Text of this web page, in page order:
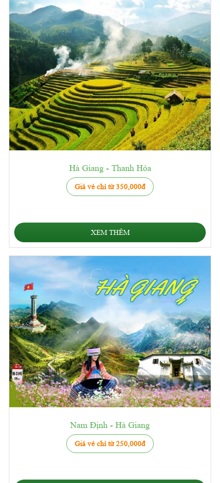
Hà Giang - Thanh Hóa
Giá vé chỉ từ 350,000đ
XEM THÊM
Nam Định - Hà Giang
Giá vé chỉ từ 250,000đ